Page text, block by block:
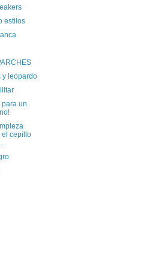
estilos
y leopardo
un
el cepillo